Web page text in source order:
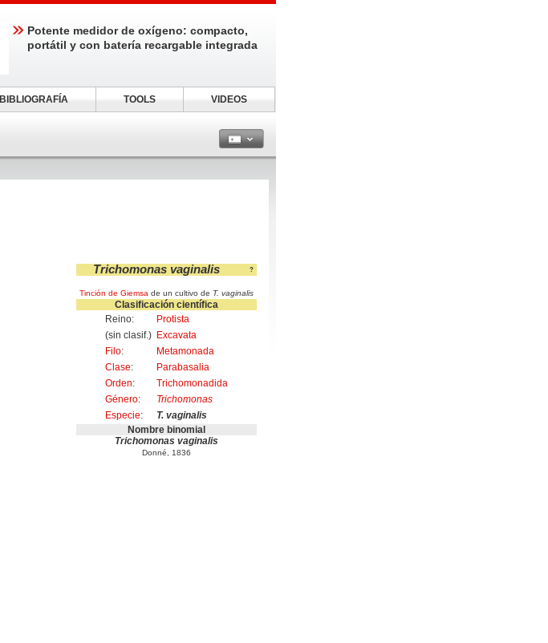
?
Trichomonas vaginalis
Tinción de Giemsa de un cultivo de T. vaginalis
Clasificación científica
Reino:
Protista
(sin clasif.) Excavata
Filo:
Metamonada
Clase:
Parabasalia
Orden:
Trichomonadida
Género:
Trichomonas
Especie:
T. vaginalis
Nombre binomial
Trichomonas vaginalis
Donné, 1836
Potente medidor de oxígeno: compacto,
portátil y con batería recargable integrada
BIBLIOGRAFÍA TOOLS VIDEOS